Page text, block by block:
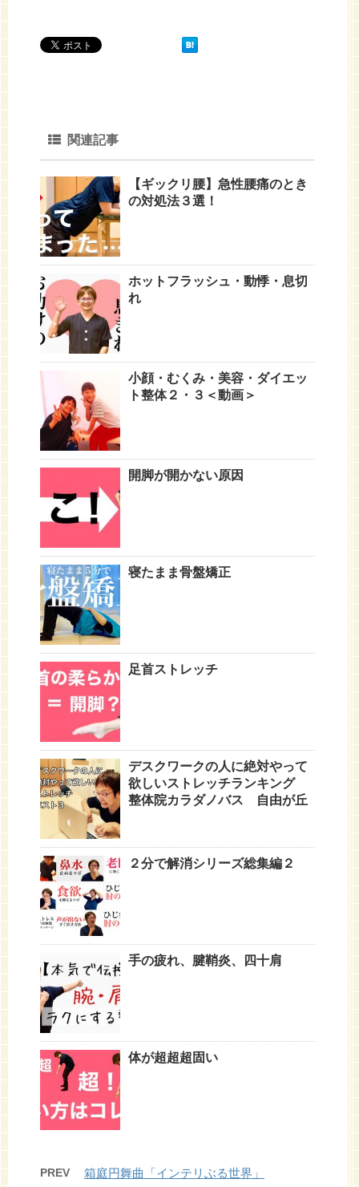
関連記事
【ギックリ腰】急性腰痛のとき
の対処法３選！
ホットフラッシュ・動悸・息切
れ
小顔・むくみ・美容・ダイエッ
ト整体２・３＜動画＞
開脚が開かない原因
寝たまま骨盤矯正
足首ストレッチ
デスクワークの人に絶対やって
欲しいストレッチランキング
整体院カラダノバス 自由が丘
２分で解消シリーズ総集編２
手の疲れ、腱鞘炎、四十肩
体が超超超固い
PREV 箱庭円舞曲「インテリぶる世界」